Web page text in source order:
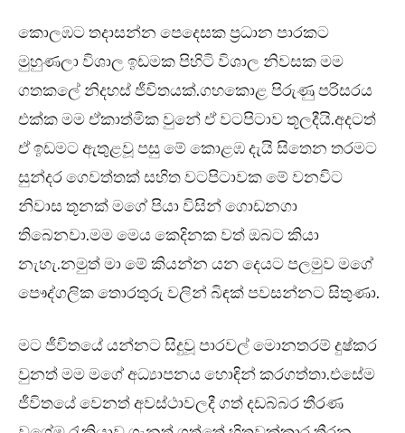
කොලඹට තදාසන්න පෙදෙසක ප්‍රධාන පාරකට
මුහුණලා විශාල ඉඩමක පිහිටි විශාල නිවසක මම
ගතකලේ නිදහස් ජීවිතයක්.ගහකොළ පිරුණු පරිසරය
එක්ක මම ඒකාත්මික වුනේ ඒ වටපිටාව තූලදීයි.අදටත්
ඒ ඉඩමට ඇතුළවූ පසු මේ කොළඹ දැයි සිතෙන තරමට
සුන්දර ගෙවත්තක් සහිත වටපිටාවක මේ වනවිට
නිවාස තූනක් මගේ පියා විසින් ගොඩනගා
තිබෙනවා.මම මෙය කෙදිනක වත් ඔබට කියා
නැහැ.නමුත් මා මේ කියන්න යන දෙයට පලමුව මගේ
පෞද්ගලික තොරතුරු වලින් බිඳක් පවසන්නට සිතුණා.
මට ජීවිතයේ යන්නට සිදුවූ පාරවල් මොනතරම් දුෂ්කර
වුනත් මම මගේ අධ්‍යාපනය හොඳින් කරගත්තා.එසේම
ජීවිතයේ වෙනත් අවස්ථාවලදී ගත් දඩබ්බර තීරණ